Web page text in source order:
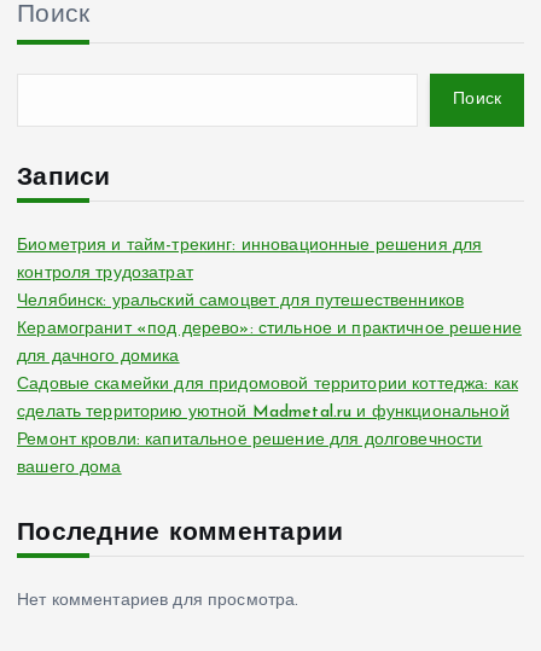
Поиск
Поиск
Записи
Биометрия и тайм-трекинг: инновационные решения для
контроля трудозатрат
Челябинск: уральский самоцвет для путешественников
Керамогранит «под дерево»: стильное и практичное решение
для дачного домика
Садовые скамейки для придомовой территории коттеджа: как
сделать территорию уютной Madmetal.ru и функциональной
Ремонт кровли: капитальное решение для долговечности
вашего дома
Последние комментарии
Нет комментариев для просмотра.